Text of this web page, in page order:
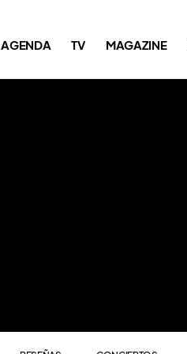
AGENDA TV MAGAZINE